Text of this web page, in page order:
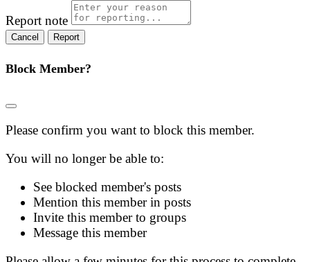
Report note
Report
Block Member?
Please confirm you want to block this member.
You will no longer be able to:
See blocked member's posts
Mention this member in posts
Invite this member to groups
Message this member